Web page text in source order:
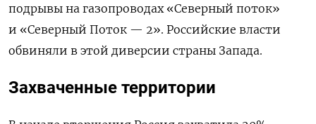
подрывы на газопроводах «Северный поток»
и «Северный Поток — 2». Российские власти
обвиняли в этой диверсии страны Запада.
Захваченные территории